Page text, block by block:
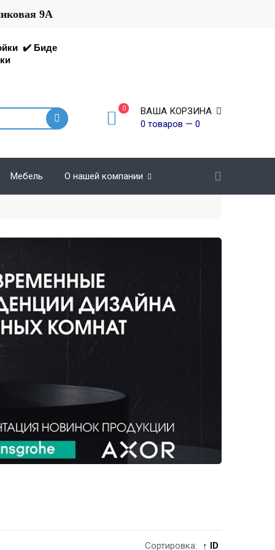
9А
✔️ Биде
0
ВАША КОРЗИНА
0 товаров — 0
Мебель О нашей компании
Сортировка: ↑ ID